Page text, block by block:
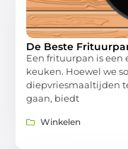
De Beste
Een frituurpan is een
keuken. Hoewel we
diepvriesmaaltijden
gaan, biedt
Winkelen